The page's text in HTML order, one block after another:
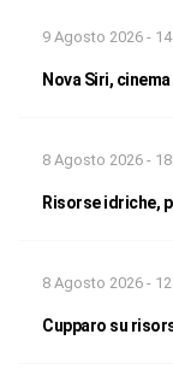
9 Agosto 2026 -
Nova Siri,
8 Agosto 2026 -
Risorse idriche,
8 Agosto 2026 -
Cupparo su